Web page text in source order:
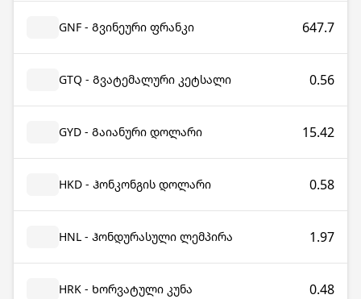
GNF - Გვინეური ფრანკი 647.7
GTQ - Გვატემალური კეტსალი 0.56
GYD - Გაიანური დოლარი 15.42
HKD - Ჰონკონგის დოლარი 0.58
HNL - Ჰონდურასული ლემპირა 1.97
HRK - Ხორვატული კუნა 0.48